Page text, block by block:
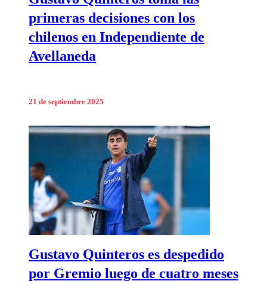
primeras decisiones con los
chilenos en Independiente de
Avellaneda
21 de septiembre 2025
Gustavo Quinteros es despedido
por Gremio luego de cuatro meses